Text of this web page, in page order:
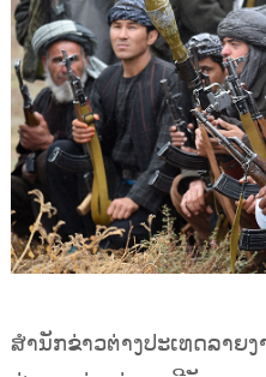
ສຳນັກຂ່າວຕ່າງປະເທດລາຍງ